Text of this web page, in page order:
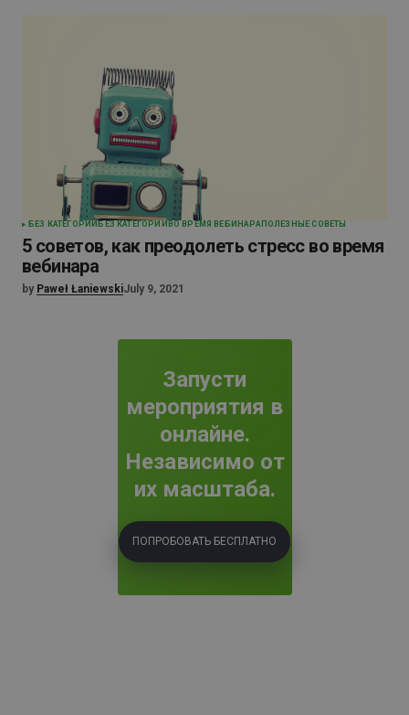
БЕЗ КАТЕГОРИИ БЕЗ КАТЕГОРИИ ВО ВРЕМЯ ВЕБИНАРАПОЛЕЗНЫЕ СОВЕТЫ
5 советов, как преодолеть стресс во время
вебинара
by Paweł ŁaniewskiJuly 9, 2021
Запусти
мероприятия в
онлайне.
Независимо от
их масштаба.
ПОПРОБОВАТЬ БЕСПЛАТНО